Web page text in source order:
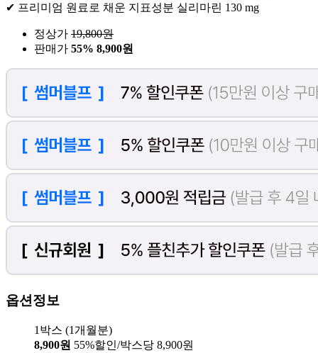
✔ 프리미엄 원료로 채운 지표성분 실리마린 130 mg
정상가 19,800원
판매가 55% 8,900원
옵션정보
1박스 (1개월분)
8,900원 55%할인/박스당 8,900원